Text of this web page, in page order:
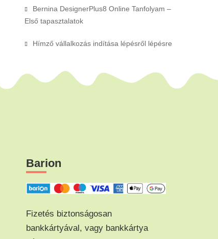
Bernina DesignerPlus8 Online Tanfolyam –
Első tapasztalatok
Hímző vállalkozás indítása lépésről lépésre
Barion
Fizetés biztonságosan
bankkártyával, vagy bankkártya